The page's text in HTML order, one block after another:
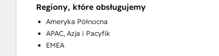
Video Production
Website Design
Website Development
Website Migration
Regiony, które obsługujemy
Ameryka Północna
APAC, Azja i Pacyfik
EMEA